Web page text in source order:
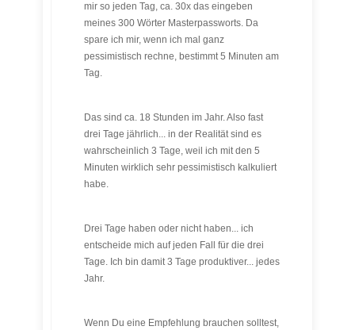
mir so jeden Tag, ca. 30x das eingeben
meines 300 Wörter Masterpassworts. Da
spare ich mir, wenn ich mal ganz
pessimistisch rechne, bestimmt 5 Minuten am
Tag.
Das sind ca. 18 Stunden im Jahr. Also fast
drei Tage jährlich... in der Realität sind es
wahrscheinlich 3 Tage, weil ich mit den 5
Minuten wirklich sehr pessimistisch kalkuliert
habe.
Drei Tage haben oder nicht haben... ich
entscheide mich auf jeden Fall für die drei
Tage. Ich bin damit 3 Tage produktiver... jedes
Jahr.
Wenn Du eine Empfehlung brauchen solltest,